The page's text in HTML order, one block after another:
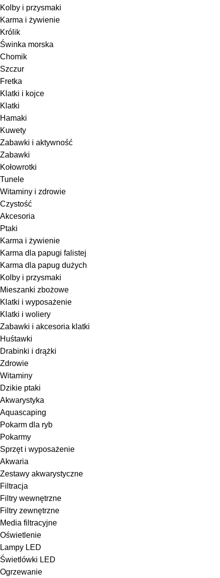
Kolby i przysmaki
Karma i żywienie
Królik
Świnka morska
Chomik
Szczur
Fretka
Klatki i kojce
Klatki
Hamaki
Kuwety
Zabawki i aktywność
Zabawki
Kołowrotki
Tunele
Witaminy i zdrowie
Czystość
Akcesoria
Ptaki
Karma i żywienie
Karma dla papugi falistej
Karma dla papug dużych
Kolby i przysmaki
Mieszanki zbożowe
Klatki i wyposażenie
Klatki i woliery
Zabawki i akcesoria klatki
Huśtawki
Drabinki i drążki
Zdrowie
Witaminy
Dzikie ptaki
Akwarystyka
Aquascaping
Pokarm dla ryb
Pokarmy
Sprzęt i wyposażenie
Akwaria
Zestawy akwarystyczne
Filtracja
Filtry wewnętrzne
Filtry zewnętrzne
Media filtracyjne
Oświetlenie
Lampy LED
Świetlówki LED
Ogrzewanie